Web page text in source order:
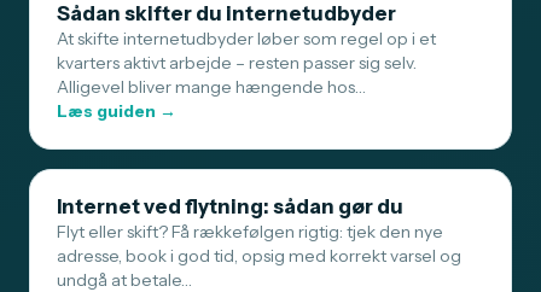
Sådan skifter du internetudbyder
At skifte internetudbyder løber som regel op i et
kvarters aktivt arbejde – resten passer sig selv.
Alligevel bliver mange hængende hos…
Læs guiden →
Internet ved flytning: sådan gør du
Flyt eller skift? Få rækkefølgen rigtig: tjek den nye
adresse, book i god tid, opsig med korrekt varsel og
undgå at betale…